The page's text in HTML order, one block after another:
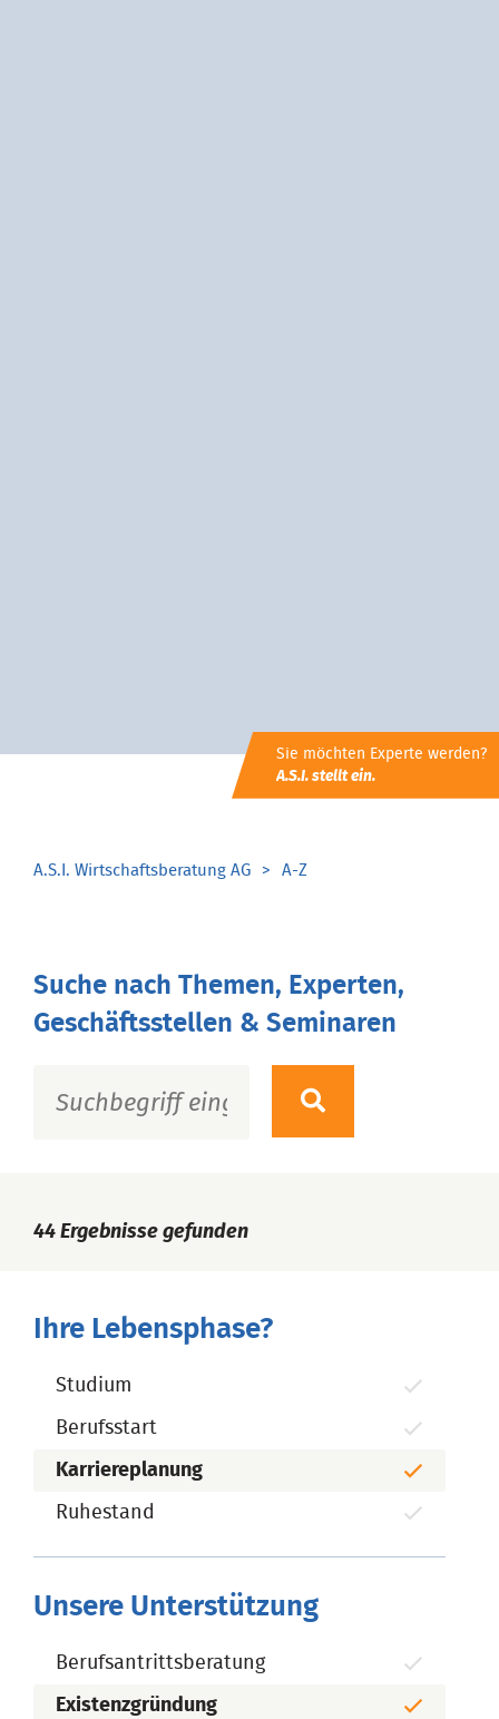
Sie möchten Experte werden?
A.S.I. stellt ein.
A.S.I. Wirtschaftsberatung AG A-Z
Suche nach Themen, Experten,
Geschäftsstellen & Seminaren
44 Ergebnisse gefunden
Ihre Lebensphase?
Studium
Berufsstart
Karriereplanung
Ruhestand
Unsere Unterstützung
Berufsantrittsberatung
Existenzgründung